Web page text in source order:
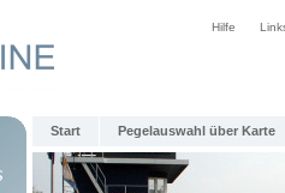
Hilfe
Start Pegelauswahl über Karte